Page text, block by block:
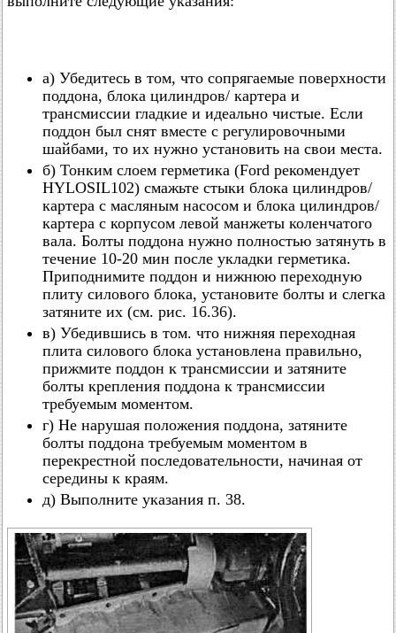
а) Убедитесь в том, что сопрягаемые поверхности
поддона, блока цилиндров/ картера и
трансмиссии гладкие и идеально чистые. Если
поддон был снят вместе с регулировочными
шайбами, то их нужно установить на свои места.
б) Тонким слоем герметика (Ford рекомендует
HYLOSIL102) смажьте стыки блока цилиндров/
картера с масляным насосом и блока цилиндров/
картера с корпусом левой манжеты коленчатого
вала. Болты поддона нужно полностью затянуть в
течение 10-20 мин после укладки герметика.
Приподнимите поддон и нижнюю переходную
плиту силового блока, установите болты и слегка
затяните их (см. рис. 16.36).
в) Убедившись в том. что нижняя переходная
плита силового блока установлена правильно,
прижмите поддон к трансмиссии и затяните
болты крепления поддона к трансмиссии
требуемым моментом.
г) Не нарушая положения поддона, затяните
болты поддона требуемым моментом в
перекрестной последовательности, начиная от
середины к краям.
д) Выполните указания п. 38.